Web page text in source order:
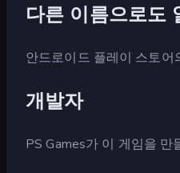
다른 이름으로도
안드로이드 플레이 스토어
개발자
PS Games가 이 게임을 만